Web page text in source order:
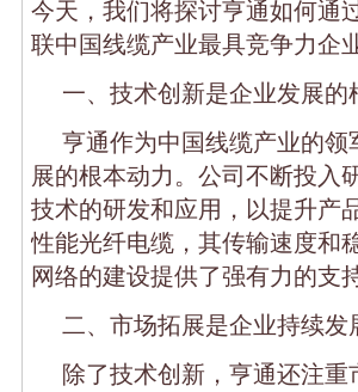
今天，我们将探讨亨通如何通
联中国线缆产业最具竞争力企
一、技术创新是企业发展的
亨通作为中国线缆产业的
展的根本动力。公司不断投入
技术的研发和应用，以提升产
性能光纤电缆，其传输速度和
网络的建设提供了强有力的支持
二、市场拓展是企业持续发
除了技术创新，亨通还注